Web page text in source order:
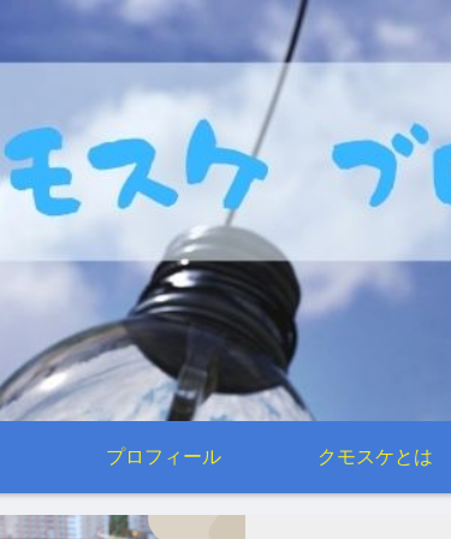
プロフィール クモスケとは